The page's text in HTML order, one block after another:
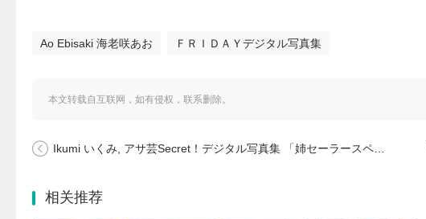
Ao Ebisaki 海老咲あお ＦＲＩＤＡＹデジタル写真集
本文转载自互联网，如有侵权，联系删除。
Ikumi いくみ, アサ芸Secret！デジタル写真集 「姉セーラースペシャル ふたりだけの秘密だよ」 Set.01
相关推荐